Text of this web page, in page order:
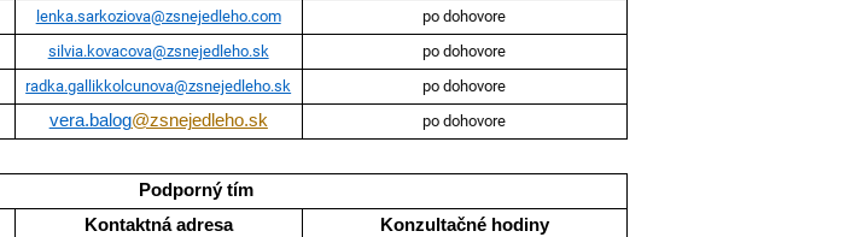
lenka.sarkoziova@zsnejedleho.com
po dohovore
silvia.kovacova@zsnejedleho.sk
po dohovore
radka.gallikkolcunova@zsnejedleho.sk
po dohovore
vera.balog@zsnejedleho.sk po dohovore
Podporný tím
Kontaktná adresa Konzultačné hodiny